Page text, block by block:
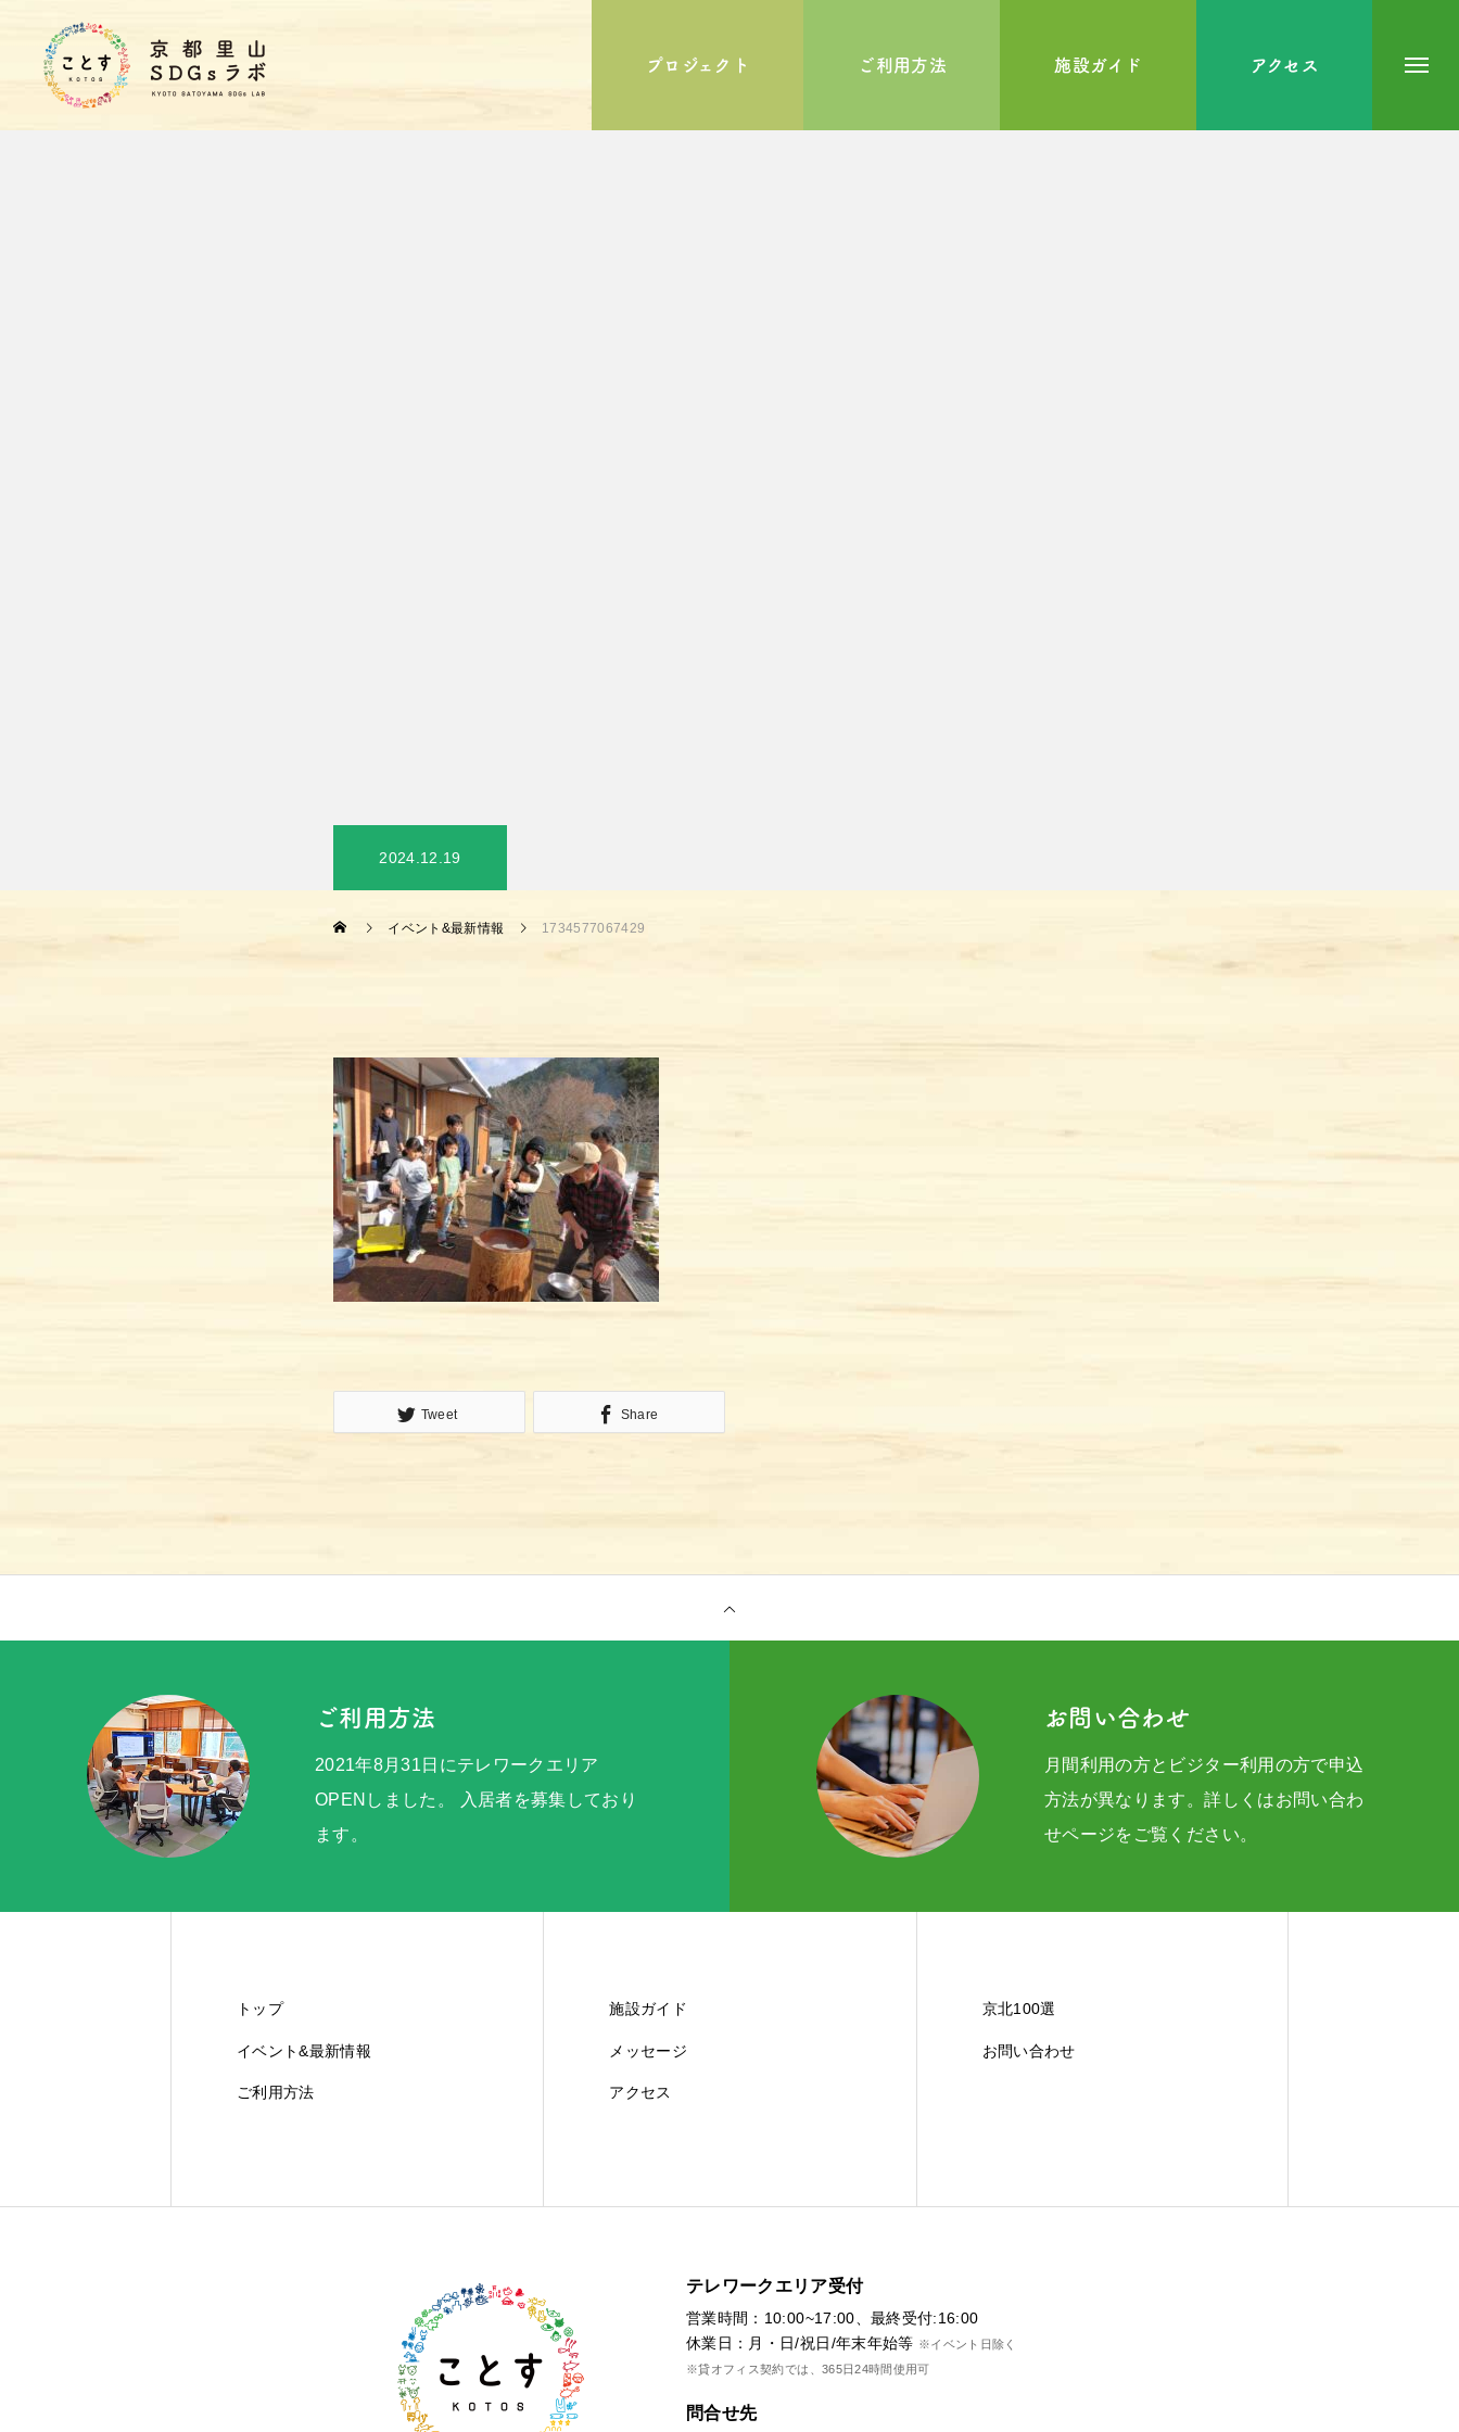
プロジェクト ご利用方法 施設ガイド アクセス
イベント&最新情報
京北100選
2024.12.19
イベント&最新情報 1734577067429
Tweet Share
ご利用方法
2021年8月31日にテレワークエリア
OPENしました。 入居者を募集しており
ます。
お問い合わせ
月間利用の方とビジター利用の方で申込
方法が異なります。詳しくはお問い合わ
せページをご覧ください。
トップ
イベント&最新情報
ご利用方法
施設ガイド
メッセージ
アクセス
京北100選
お問い合わせ
テレワークエリア受付
営業時間：10:00~17:00、最終受付:16:00
休業日：月・日/祝日/年末年始等 ※イベント日除く
※貸オフィス契約では、365日24時間使用可
問合せ先